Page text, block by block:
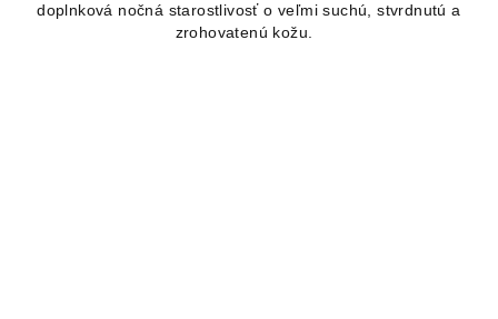
doplnková nočná starostlivosť o veľmi suchú, stvrdnutú a
zrohovatenú kožu.